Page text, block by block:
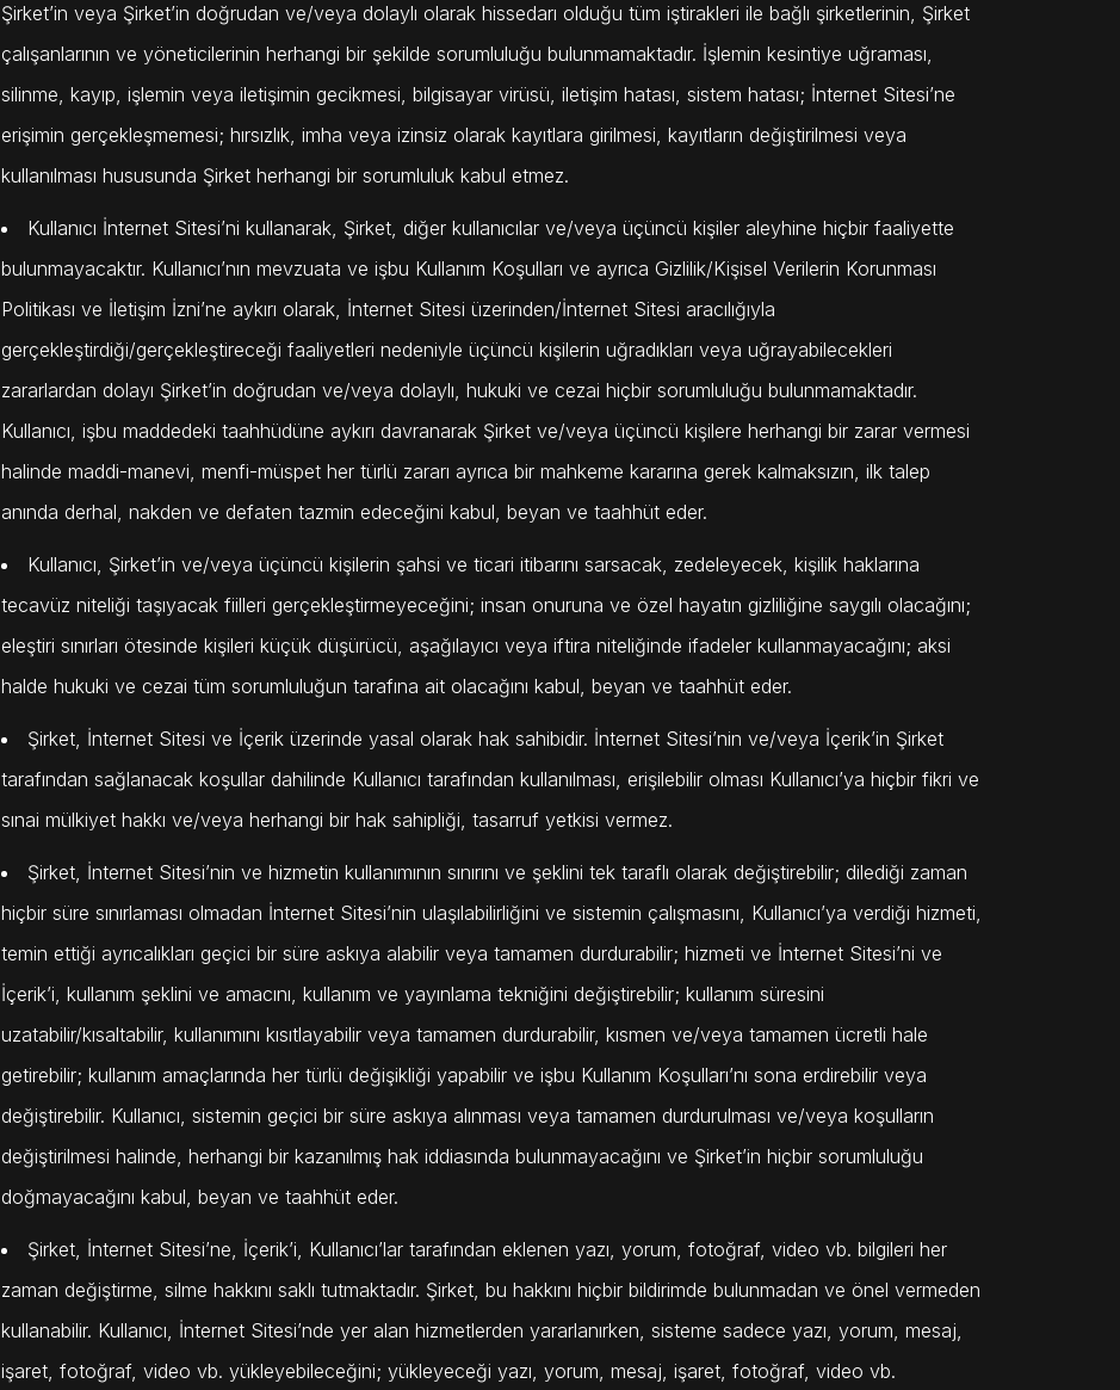
Şirket’in veya Şirket’in doğrudan ve/veya dolaylı olarak hissedarı olduğu tüm iştirakleri ile bağlı şirketlerinin, Şirket
çalışanlarının ve yöneticilerinin herhangi bir şekilde sorumluluğu bulunmamaktadır. İşlemin kesintiye uğraması,
silinme, kayıp, işlemin veya iletişimin gecikmesi, bilgisayar virüsü, iletişim hatası, sistem hatası; İnternet Sitesi’ne
erişimin gerçekleşmemesi; hırsızlık, imha veya izinsiz olarak kayıtlara girilmesi, kayıtların değiştirilmesi veya
kullanılması hususunda Şirket herhangi bir sorumluluk kabul etmez.
Kullanıcı İnternet Sitesi’ni kullanarak, Şirket, diğer kullanıcılar ve/veya üçüncü kişiler aleyhine hiçbir faaliyette
bulunmayacaktır. Kullanıcı’nın mevzuata ve işbu Kullanım Koşulları ve ayrıca Gizlilik/Kişisel Verilerin Korunması
Politikası ve İletişim İzni’ne aykırı olarak, İnternet Sitesi üzerinden/İnternet Sitesi aracılığıyla
gerçekleştirdiği/gerçekleştireceği faaliyetleri nedeniyle üçüncü kişilerin uğradıkları veya uğrayabilecekleri
zararlardan dolayı Şirket’in doğrudan ve/veya dolaylı, hukuki ve cezai hiçbir sorumluluğu bulunmamaktadır.
Kullanıcı, işbu maddedeki taahhüdüne aykırı davranarak Şirket ve/veya üçüncü kişilere herhangi bir zarar vermesi
halinde maddi-manevi, menfi-müspet her türlü zararı ayrıca bir mahkeme kararına gerek kalmaksızın, ilk talep
anında derhal, nakden ve defaten tazmin edeceğini kabul, beyan ve taahhüt eder.
Kullanıcı, Şirket’in ve/veya üçüncü kişilerin şahsi ve ticari itibarını sarsacak, zedeleyecek, kişilik haklarına
tecavüz niteliği taşıyacak fiilleri gerçekleştirmeyeceğini; insan onuruna ve özel hayatın gizliliğine saygılı olacağını;
eleştiri sınırları ötesinde kişileri küçük düşürücü, aşağılayıcı veya iftira niteliğinde ifadeler kullanmayacağını; aksi
halde hukuki ve cezai tüm sorumluluğun tarafına ait olacağını kabul, beyan ve taahhüt eder.
Şirket, İnternet Sitesi ve İçerik üzerinde yasal olarak hak sahibidir. İnternet Sitesi’nin ve/veya İçerik’in Şirket
tarafından sağlanacak koşullar dahilinde Kullanıcı tarafından kullanılması, erişilebilir olması Kullanıcı’ya hiçbir fikri ve
sınai mülkiyet hakkı ve/veya herhangi bir hak sahipliği, tasarruf yetkisi vermez.
Şirket, İnternet Sitesi’nin ve hizmetin kullanımının sınırını ve şeklini tek taraflı olarak değiştirebilir; dilediği zaman
hiçbir süre sınırlaması olmadan İnternet Sitesi’nin ulaşılabilirliğini ve sistemin çalışmasını, Kullanıcı’ya verdiği hizmeti,
temin ettiği ayrıcalıkları geçici bir süre askıya alabilir veya tamamen durdurabilir; hizmeti ve İnternet Sitesi’ni ve
İçerik’i, kullanım şeklini ve amacını, kullanım ve yayınlama tekniğini değiştirebilir; kullanım süresini
uzatabilir/kısaltabilir, kullanımını kısıtlayabilir veya tamamen durdurabilir, kısmen ve/veya tamamen ücretli hale
getirebilir; kullanım amaçlarında her türlü değişikliği yapabilir ve işbu Kullanım Koşulları’nı sona erdirebilir veya
değiştirebilir. Kullanıcı, sistemin geçici bir süre askıya alınması veya tamamen durdurulması ve/veya koşulların
değiştirilmesi halinde, herhangi bir kazanılmış hak iddiasında bulunmayacağını ve Şirket’in hiçbir sorumluluğu
doğmayacağını kabul, beyan ve taahhüt eder.
Şirket, İnternet Sitesi’ne, İçerik’i, Kullanıcı’lar tarafından eklenen yazı, yorum, fotoğraf, video vb. bilgileri her
zaman değiştirme, silme hakkını saklı tutmaktadır. Şirket, bu hakkını hiçbir bildirimde bulunmadan ve önel vermeden
kullanabilir. Kullanıcı, İnternet Sitesi’nde yer alan hizmetlerden yararlanırken, sisteme sadece yazı, yorum, mesaj,
işaret, fotoğraf, video vb. yükleyebileceğini; yükleyeceği yazı, yorum, mesaj, işaret, fotoğraf, video vb.